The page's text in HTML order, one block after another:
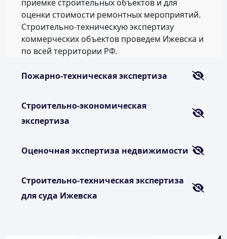
приемке строительных объектов и для
оценки стоимости ремонтных мероприятий.
Строительно-техническую экспертизу
коммерческих объектов проведем Ижевска и
по всей территории РФ.
Пожарно-техническая экспертиза
Строительно-экономическая
экспертиза
Оценочная экспертиза недвижимости
Строительно-техническая экспертиза
для суда Ижевска